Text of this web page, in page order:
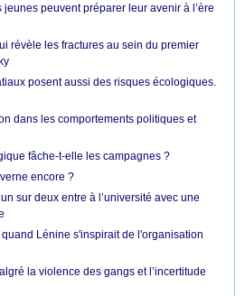
peuvent préparer leur avenir à l’ère
révèle les fractures au sein du premier
posent aussi des risques écologiques.
dans les comportements politiques et
fâche-t-elle les campagnes ?
encore ?
sur deux entre à l’université avec une
Lénine s'inspirait de l'organisation
la violence des gangs et l’incertitude